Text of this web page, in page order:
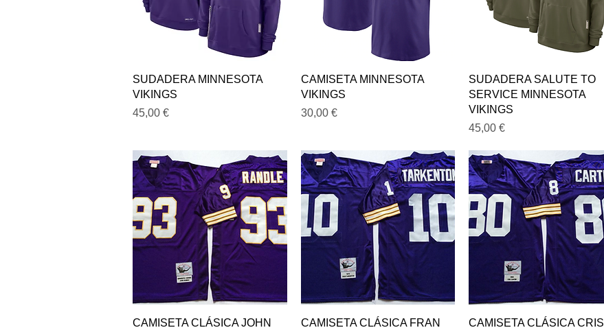
Vista rápida
SUDADERA MINNESOTA
VIKINGS
Precio
45,00 €
Vista rápida
CAMISETA MINNESOTA
VIKINGS
Precio
30,00 €
Vista rápida
SUDADERA SALUTE TO
SERVICE MINNESOTA
VIKINGS
Precio
45,00 €
Vista rápida
CAMISETA CLÁSICA JOHN
Vista rápida
CAMISETA CLÁSICA FRAN
Vista rápida
CAMISETA CLÁSICA CRIS